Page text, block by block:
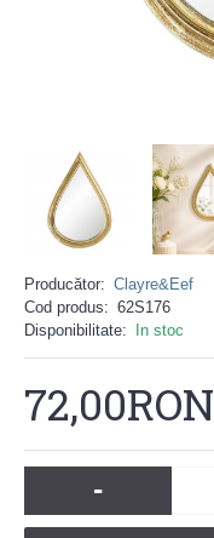
Producător: Clayre&Eef
Cod produs: 62S176
Disponibilitate:
In stoc
72,00RON
-